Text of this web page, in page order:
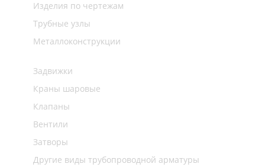
Изделия по чертежам
Трубные узлы
Металлоконструкции
Задвижки
Краны шаровые
Клапаны
Вентили
Затворы
Другие виды трубопроводной арматуры